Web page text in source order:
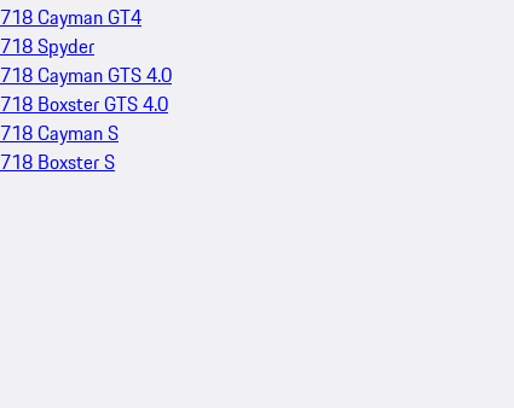
718 Cayman GT4
718 Spyder
718 Cayman GTS 4.0
718 Boxster GTS 4.0
718 Cayman S
718 Boxster S